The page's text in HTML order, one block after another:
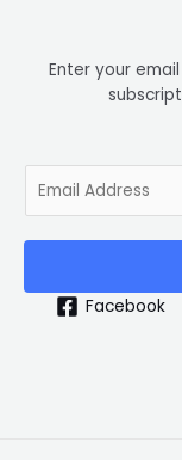
Enter your
m
i
Facebook